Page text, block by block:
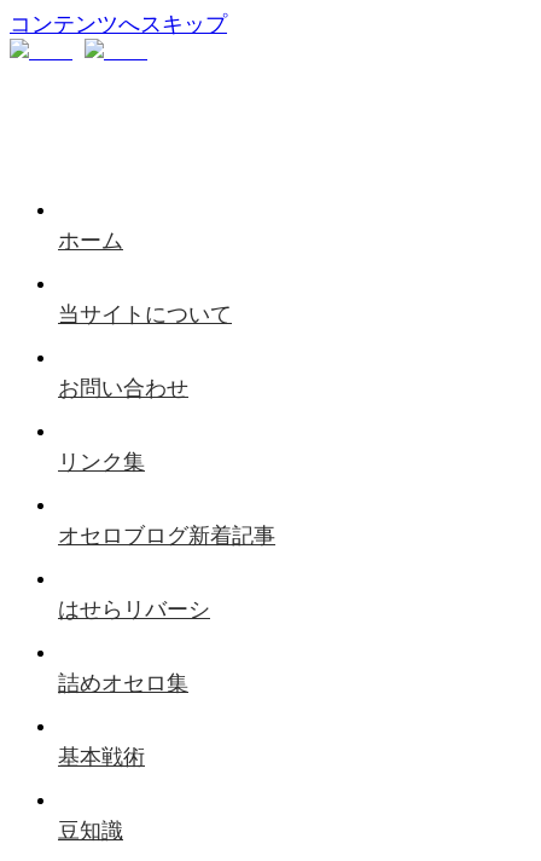
コンテンツへスキップ
ホーム
当サイトについて
お問い合わせ
リンク集
オセロブログ新着記事
はせらリバーシ
詰めオセロ集
基本戦術
豆知識